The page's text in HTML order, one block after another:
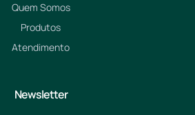
Quem Somos
Produtos
Atendimento
Newsletter